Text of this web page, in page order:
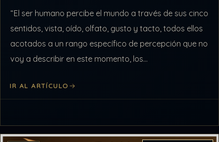
“El ser humano percibe el mundo a través de sus cinco
sentidos, vista, oído, olfato, gusto y tacto, todos ellos
acotados a un rango específico de percepción que no
voy a describir en este momento, los…
IR AL ARTÍCULO